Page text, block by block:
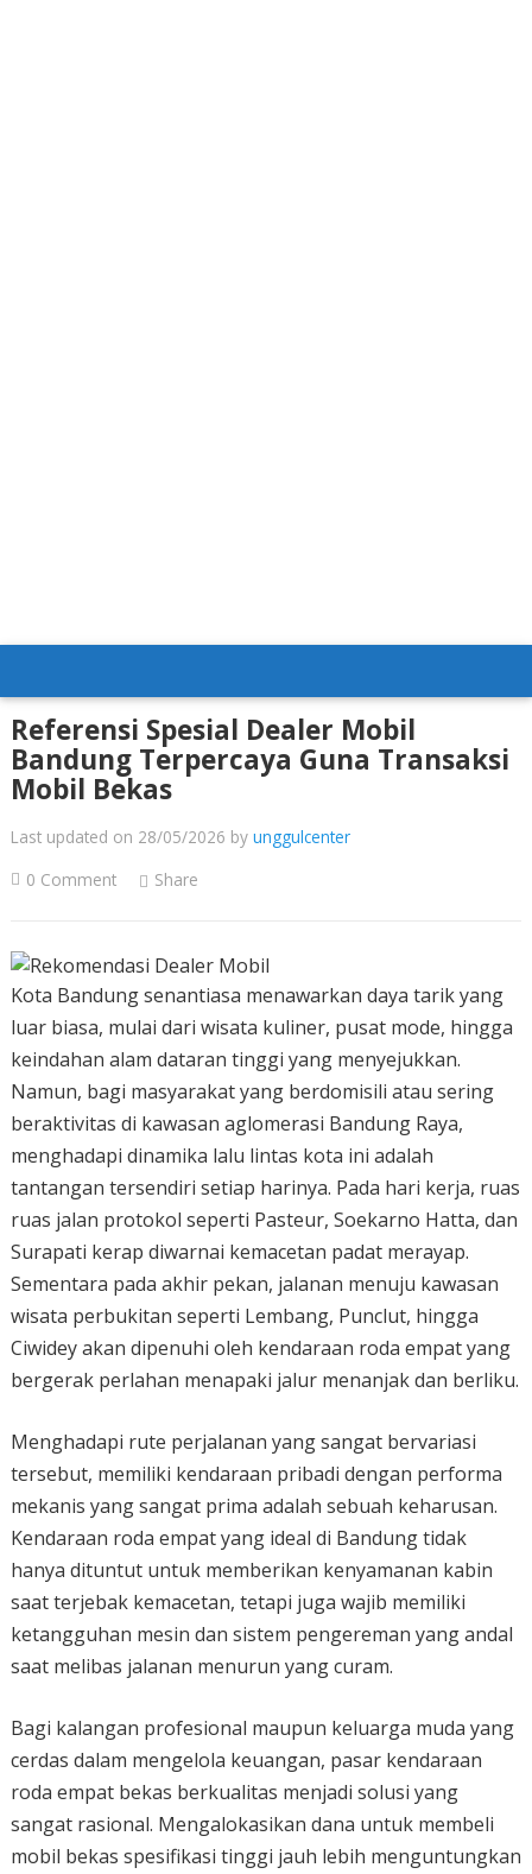
Referensi Spesial Dealer Mobil
Bandung Terpercaya Guna Transaksi
Mobil Bekas
Last updated on 28/05/2026 by unggulcenter
0 Comment
Share
Kota Bandung senantiasa menawarkan daya tarik yang
luar biasa, mulai dari wisata kuliner, pusat mode, hingga
keindahan alam dataran tinggi yang menyejukkan.
Namun, bagi masyarakat yang berdomisili atau sering
beraktivitas di kawasan aglomerasi Bandung Raya,
menghadapi dinamika lalu lintas kota ini adalah
tantangan tersendiri setiap harinya. Pada hari kerja, ruas
ruas jalan protokol seperti Pasteur, Soekarno Hatta, dan
Surapati kerap diwarnai kemacetan padat merayap.
Sementara pada akhir pekan, jalanan menuju kawasan
wisata perbukitan seperti Lembang, Punclut, hingga
Ciwidey akan dipenuhi oleh kendaraan roda empat yang
bergerak perlahan menapaki jalur menanjak dan berliku.
Menghadapi rute perjalanan yang sangat bervariasi
tersebut, memiliki kendaraan pribadi dengan performa
mekanis yang sangat prima adalah sebuah keharusan.
Kendaraan roda empat yang ideal di Bandung tidak
hanya dituntut untuk memberikan kenyamanan kabin
saat terjebak kemacetan, tetapi juga wajib memiliki
ketangguhan mesin dan sistem pengereman yang andal
saat melibas jalanan menurun yang curam.
Bagi kalangan profesional maupun keluarga muda yang
cerdas dalam mengelola keuangan, pasar kendaraan
roda empat bekas berkualitas menjadi solusi yang
sangat rasional. Mengalokasikan dana untuk membeli
mobil bekas spesifikasi tinggi jauh lebih menguntungkan